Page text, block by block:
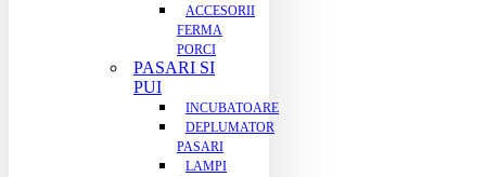
ACCESORII
FERMA
PORCI
PASARI SI
PUI
INCUBATOARE
DEPLUMATOR
PASARI
LAMPI